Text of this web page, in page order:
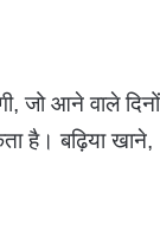
जो आने वाले दिनों
है। बढ़िया खाने,